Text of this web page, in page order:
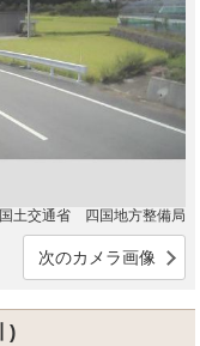
国土交通省 四国地方整備局
次のカメラ画像